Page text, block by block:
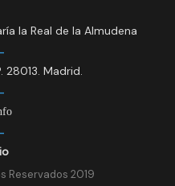
la Real de la Almudena
28013. Madrid.
Reservados 2019